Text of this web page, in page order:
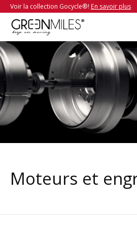
Voir la collection Gocycle®! En savoir plus
Moteurs et